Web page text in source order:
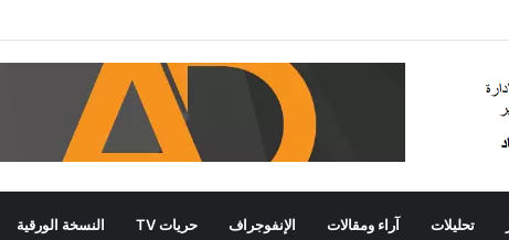
تحليلات آراء ومقالات الإنفوجراف حريات TV النسخة الورقية